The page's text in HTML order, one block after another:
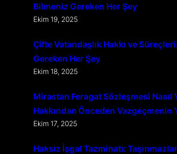
Bilmeniz Gereken Her Şey
Ekim 19, 2025
Çifte Vatandaşlık Hakkı ve
Gereken Her Şey
Ekim 18, 2025
Mirastan Feragat Sözleşmesi Nasıl
Hakkından Önceden Vazgeçmenin
Ekim 17, 2025
Haksız İşgal Tazminatı: